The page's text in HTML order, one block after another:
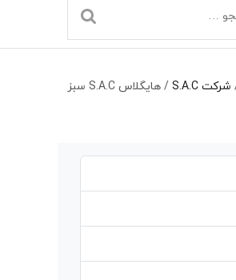
شرکت S.A.C / هایگلاس S.A.C سبز